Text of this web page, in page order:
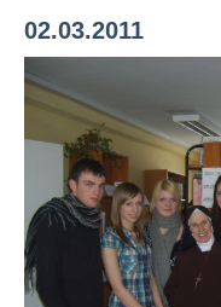
02.03.2011